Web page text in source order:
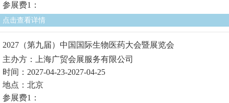
参展费1：
点击查看详情
2027（第九届）中国国际生物医药大会暨展览会
主办方：上海广贸会展服务有限公司
时间：2027-04-23-2027-04-25
地点：北京
参展费1：